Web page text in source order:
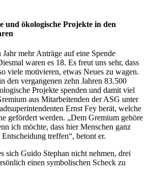
und ökologische Projekte in den
mehr Anträge auf eine Spende
waren es 18. Es freut uns sehr, dass
viele motivieren, etwas Neues zu wagen.
den vergangenen zehn Jahren 83.500
Projekte spenden und damit viel
aus Mitarbeitenden der ASG unter
Ernst Fey berät, welche
gefördert werden. „Dem Gremium gehöre
ich möchte, dass hier Menschen ganz
treffen“, betont er.
sich Guido Stephan nicht nehmen, drei
einen symbolischen Scheck zu